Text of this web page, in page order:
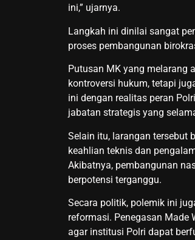
ini,” ujarnya.
Langkah ini dinilai sangat
proses pembangunan
Putusan MK yang melarang
kontroversi hukum, tetapi
ini dengan realitas peran
jabatan strategis yang
Selain itu, larangan tersebut
keahlian teknis dan
Akibatnya, pembangunan
berpotensi terganggu.
Secara politik, polemik ini
reformasi. Penegasan Made
agar institusi Polri dapat